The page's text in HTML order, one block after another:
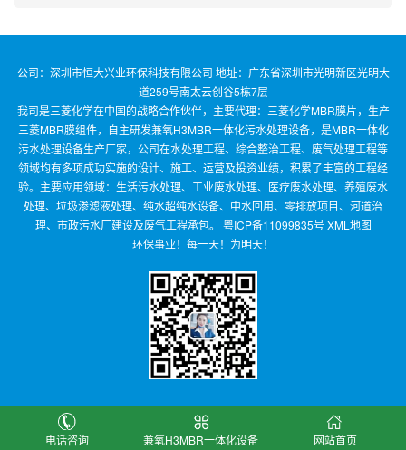
公司：深圳市恒大兴业环保科技有限公司 地址：广东省深圳市光明新区光明大
道259号南太云创谷5栋7层
我司是三菱化学在中国的战略合作伙伴，主要代理：三菱化学MBR膜片，生产
三菱MBR膜组件，自主研发兼氧H3MBR一体化污水处理设备，是MBR一体化
污水处理设备生产厂家，公司在水处理工程、综合整治工程、废气处理工程等
领域均有多项成功实施的设计、施工、运营及投资业绩，积累了丰富的工程经
验。主要应用领域：生活污水处理、工业废水处理、医疗废水处理、养殖废水
处理、垃圾渗滤液处理、纯水超纯水设备、中水回用、零排放项目、河道治
理、市政污水厂建设及废气工程承包。 粤ICP备11099835号 XML地图
环保事业！每一天！为明天！
电话咨询 兼氧H3MBR一体化设备 网站首页